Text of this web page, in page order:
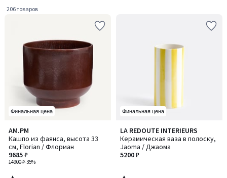
206 товаров
Финальная цена
AM.PM
Кашпо из фаянса, высота 33
см, Florian / Флориан
14900 ₽-35%
9685 ₽
1,8
/ 5
Финальная цена
LA REDOUTE INTERIEURS
Керамическая ваза в полоску,
Jaoma / Джаома
5200 ₽
4,6
/ 5